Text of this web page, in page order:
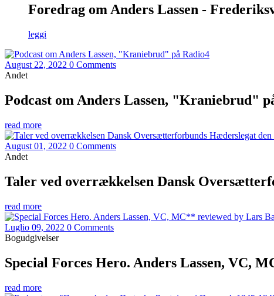
Foredrag om Anders Lassen -
leggi
August 22, 2022 0 Comments
Andet
Podcast om Anders Lassen, "Kraniebrud"
read more
August 01, 2022 0 Comments
Andet
Taler ved overrækkelsen Dansk
read more
Luglio 09, 2022 0 Comments
Bogudgivelser
Special Forces Hero. Anders Lassen, VC,
read more